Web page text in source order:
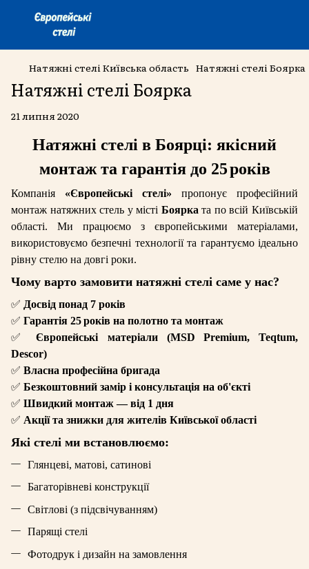
Натяжні стелі Київська область Натяжні стелі Боярка
Натяжні стелі Боярка
21 липня 2020
Натяжні стелі в Боярці: якісний
монтаж та гарантія до 25років
Компанія «Європейські стелі» пропонує професійний
монтаж натяжних стель у місті Боярка та по всій Київській
області. Ми працюємо з європейськими матеріалами,
використовуємо безпечні технології та гарантуємо ідеально
рівну стелю на довгі роки.
Чому варто замовити натяжні стелі саме у нас?
✅ Досвід понад 7 років
✅ Гарантія 25років на полотно та монтаж
✅
Європейські матеріали (MSD Premium,Teqtum,
Descor)
✅ Власна професійна бригада
✅ Безкоштовний замір і консультація на об'єкті
✅ Швидкий монтаж — від 1 дня
✅ Акції та знижки для жителів Київської області
Які стелі ми встановлюємо:
Глянцеві, матові, сатинові
Багаторівневі конструкції
Світлові (з підсвічуванням)
Парящі стелі
Фотодрук і дизайн на замовлення